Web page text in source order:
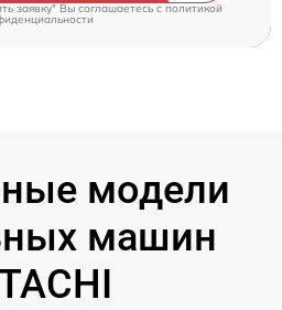
заявку" Вы соглашаетесь c политикой
модели
машин